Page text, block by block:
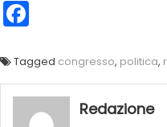
Tagged congresso, politica,
Redazione